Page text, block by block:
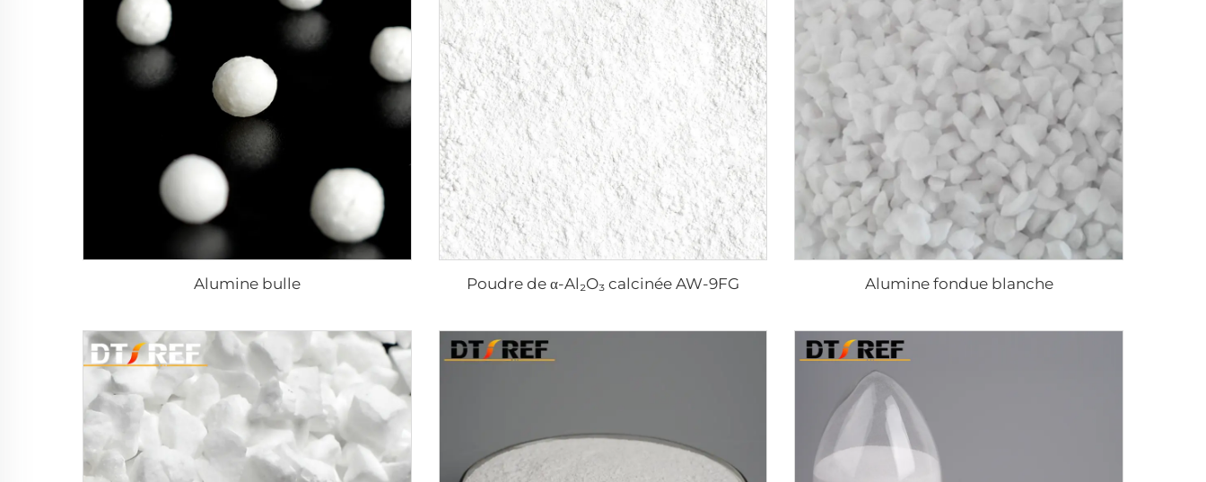
Alumine bulle Poudre de α-Al₂O₃ calcinée AW-9FG Alumine fondue blanche